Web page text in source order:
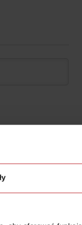
🙂
wnukom z
A teraz